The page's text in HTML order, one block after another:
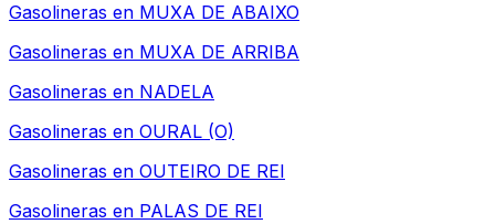
Gasolineras en MUXA DE ABAIXO
Gasolineras en MUXA DE ARRIBA
Gasolineras en NADELA
Gasolineras en OURAL (O)
Gasolineras en OUTEIRO DE REI
Gasolineras en PALAS DE REI